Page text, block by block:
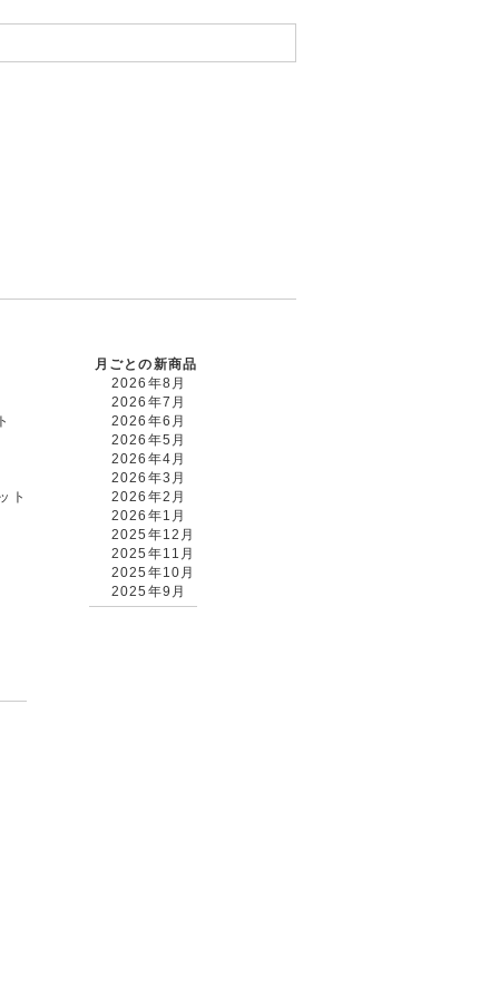
ト
月ごとの新商品
2026年8月
2026年7月
2026年6月
2026年5月
2026年4月
2026年3月
2026年2月
2026年1月
2025年12月
2025年11月
2025年10月
2025年9月